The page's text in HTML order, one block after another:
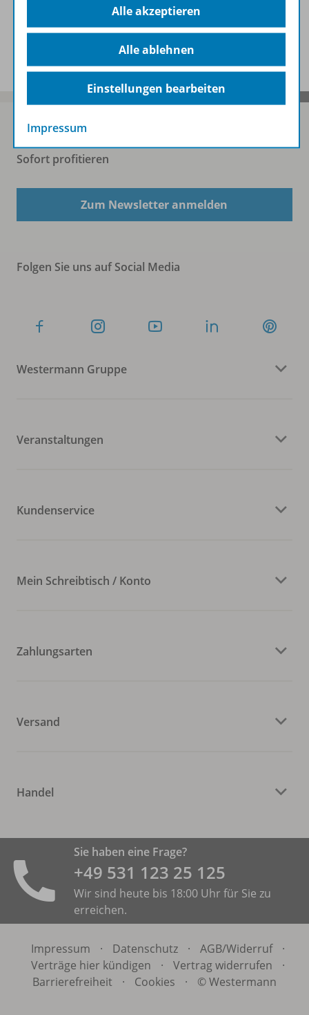
Benachrichtigungs-Service
Sofort profitieren
Zum Newsletter anmelden
Folgen Sie uns auf Social Media
Westermann Gruppe
Veranstaltungen
Kundenservice
Mein Schreibtisch / Konto
Zahlungsarten
Versand
Handel
Sie haben eine Frage?
+49 531 ­123 25 125
Wir sind heute bis 18:00 Uhr für Sie zu
erreichen.
Impressum · Datenschutz · AGB/Widerruf
·
Verträge hier kündigen
· Vertrag widerrufen
·
Barrierefreiheit
· Cookies · © Westermann
Alle akzeptieren
Alle ablehnen
Einstellungen bearbeiten
Impressum